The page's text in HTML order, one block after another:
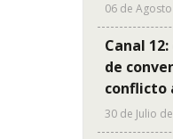
06 de
Canal
de
conflicto
30 de Julio